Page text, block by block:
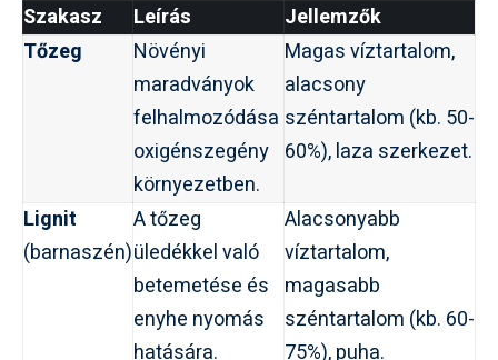
Szakasz
Leírás
Jellemzők
Tőzeg
Növényi
maradványok
felhalmozódása
oxigénszegény
környezetben.
Magas víztartalom,
alacsony
széntartalom (kb. 50-
60%), laza szerkezet.
Lignit
(barnaszén)
A tőzeg
üledékkel való
betemetése és
enyhe nyomás
hatására.
Alacsonyabb
víztartalom,
magasabb
széntartalom (kb. 60-
75%), puha.